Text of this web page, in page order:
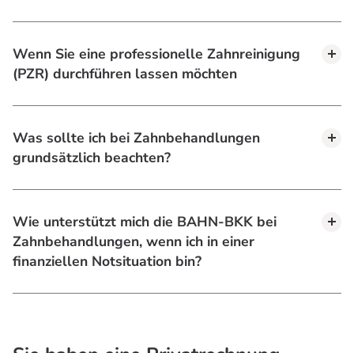
Wenn Sie eine professionelle Zahnreinigung
(PZR) durchführen lassen möchten
Was sollte ich bei Zahnbehandlungen
grundsätzlich beachten?
Wie unterstützt mich die BAHN-BKK bei
Zahnbehandlungen, wenn ich in einer
finanziellen Notsituation bin?